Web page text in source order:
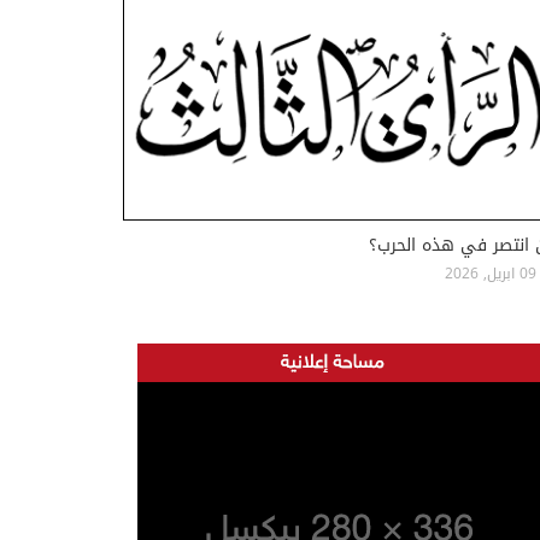
انتصر في هذه الحرب؟
09 ابريل, 2026